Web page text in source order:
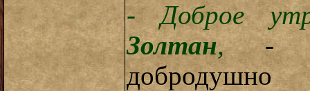
- Доброе
Золтан,-